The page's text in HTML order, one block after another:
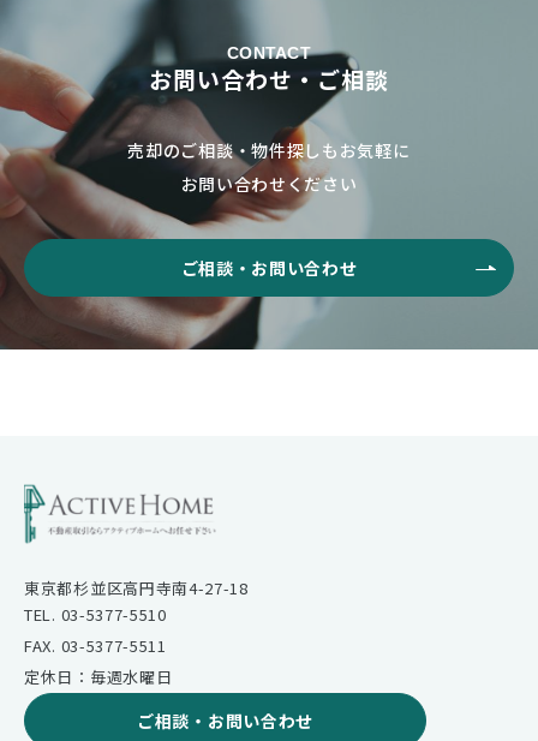
CONTACT
お問い合わせ・ご相談
売却のご相談・物件探しもお気軽に
お問い合わせください
ご相談・お問い合わせ
東京都杉並区高円寺南4-27-18
TEL. 03-5377-5510
FAX. 03-5377-5511
定休日：毎週水曜日
ご相談・お問い合わせ